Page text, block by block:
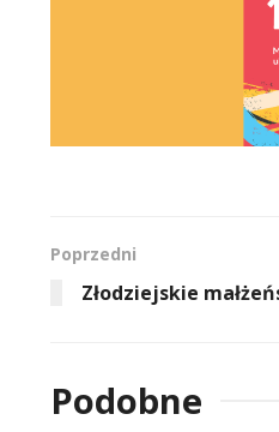
Poprzedni
Złodziejskie
Podobne